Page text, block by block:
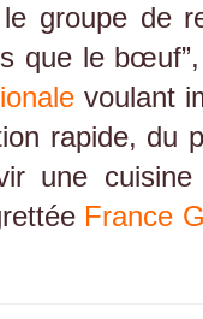
groupe de
que le
voulant
rapide, du
une cuisine
France